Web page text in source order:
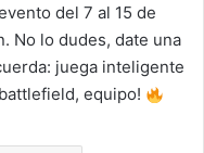
del 7 al 15 de
No lo dudes, date una
juega inteligente
equipo!